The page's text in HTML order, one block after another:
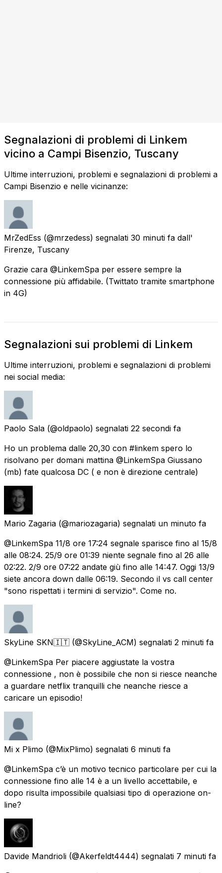
Segnalazioni di problemi di Linkem
vicino a Campi Bisenzio, Tuscany
Ultime interruzioni, problemi e segnalazioni di problemi a
Campi Bisenzio e nelle vicinanze:
MrZedEss (@mrzedess) segnalati 30 minuti fa dall'
Firenze, Tuscany
Grazie cara @LinkemSpa per essere sempre la
connessione più affidabile. (Twittato tramite smartphone
in 4G)
Segnalazioni sui problemi di Linkem
Ultime interruzioni, problemi e segnalazioni di problemi
nei social media:
Paolo Sala (@oldpaolo) segnalati 22 secondi fa
Ho un problema dalle 20,30 con #linkem spero lo
risolvano per domani mattina @LinkemSpa Giussano
(mb) fate qualcosa DC ( e non è direzione centrale)
Mario Zagaria (@mariozagaria) segnalati un minuto fa
@LinkemSpa 11/8 ore 17:24 segnale sparisce fino al 15/8
alle 08:24. 25/9 ore 01:39 niente segnale fino al 26 alle
02:22. 2/9 ore 07:22 andate giù fino alle 14:47. Oggi 13/9
siete ancora down dalle 06:19. Secondo il vs call center
"sono rispettati i termini di servizio". Come no.
SkyLine SKN🇮🇹 (@SkyLine_ACM) segnalati 2 minuti fa
@LinkemSpa Per piacere aggiustate la vostra
connessione , non è possibile che non si riesce neanche
a guardare netflix tranquilli che neanche riesce a
caricare un episodio!
Mi x Plimo (@MixPlimo) segnalati 6 minuti fa
@LinkemSpa c’è un motivo tecnico particolare per cui la
connessione fino alle 14 è a un livello accettabile, e
dopo risulta impossibile qualsiasi tipo di operazione on-
line?
Davide Mandrioli (@Akerfeldt4444) segnalati 7 minuti fa